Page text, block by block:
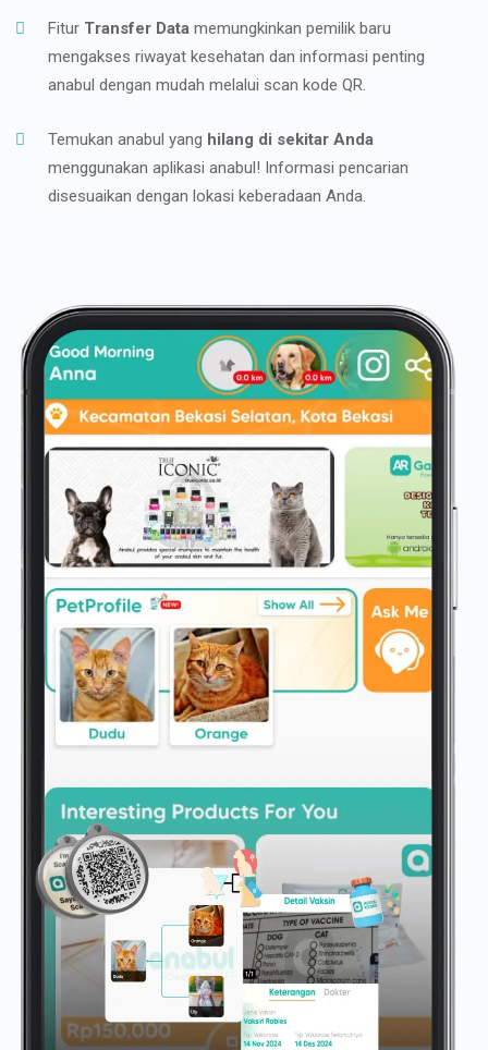
Fitur Transfer Data memungkinkan pemilik baru
mengakses riwayat kesehatan dan informasi penting
anabul dengan mudah melalui scan kode QR.
Temukan anabul yang hilang di sekitar Anda
menggunakan aplikasi anabul! Informasi pencarian
disesuaikan dengan lokasi keberadaan Anda.